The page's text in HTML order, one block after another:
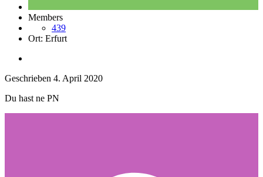
Members
439
Ort: Erfurt
Geschrieben 4. April 2020
Du hast ne PN